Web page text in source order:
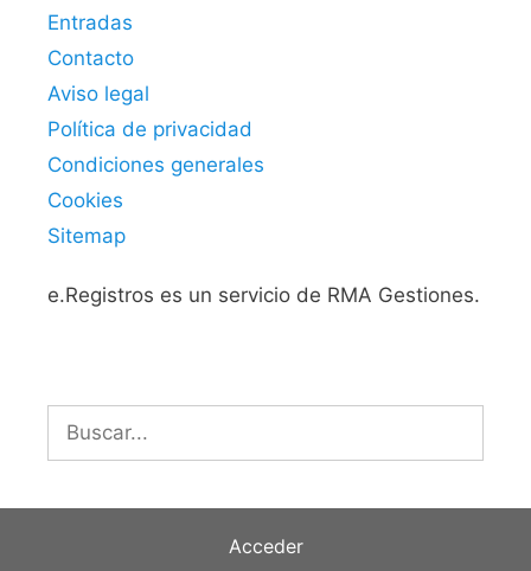
Entradas
Contacto
Aviso legal
Política de privacidad
Condiciones generales
Cookies
Sitemap
e.Registros es un servicio de RMA Gestiones.
Acceder